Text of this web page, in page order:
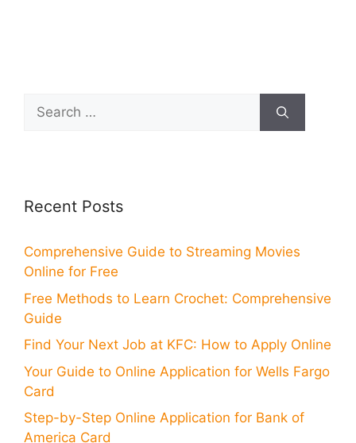
Search
for:
Recent Posts
Comprehensive Guide to Streaming Movies
Online for Free
Free Methods to Learn Crochet: Comprehensive
Guide
Find Your Next Job at KFC: How to Apply Online
Your Guide to Online Application for Wells Fargo
Card
Step-by-Step Online Application for Bank of
America Card